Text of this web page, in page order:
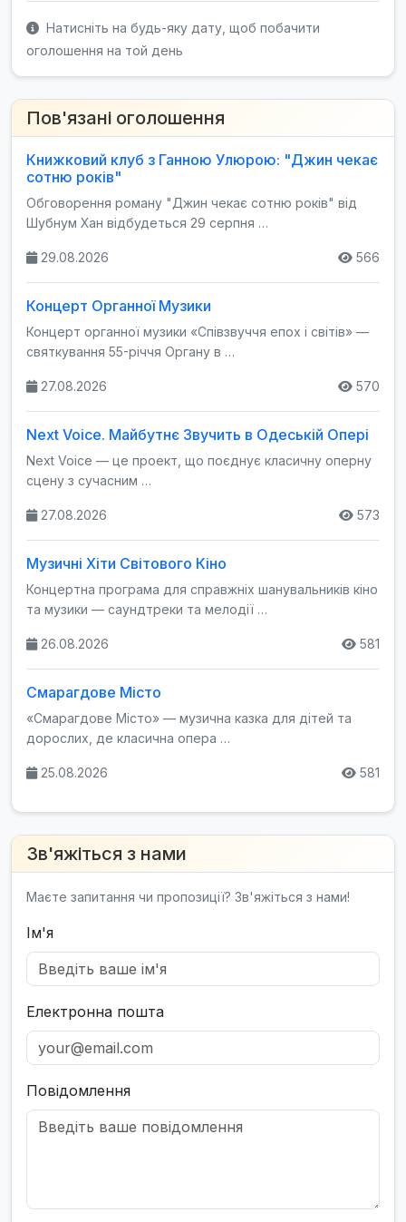
Натисніть на будь-яку дату, щоб побачити
оголошення на той день
Пов'язані оголошення
Книжковий клуб з Ганною Улюрою: "Джин чекає
сотню років"
Обговорення роману "Джин чекає сотню років" від
Шубнум Хан відбудеться 29 серпня …
29.08.2026 566
Концерт Органної Музики
Концерт органної музики «Співзвуччя епох і світів» —
святкування 55-річчя Органу в …
27.08.2026 570
Next Voice. Майбутнє Звучить в Одеській Опері
Next Voice — це проект, що поєднує класичну оперну
сцену з сучасним …
27.08.2026 573
Музичні Хіти Світового Кіно
Концертна програма для справжніх шанувальників кіно
та музики — саундтреки та мелодії …
26.08.2026 581
Смарагдове Місто
«Смарагдове Місто» — музична казка для дітей та
дорослих, де класична опера …
25.08.2026 581
Зв'яжіться з нами
Маєте запитання чи пропозиції? Зв'яжіться з нами!
Ім'я
Електронна пошта
Повідомлення